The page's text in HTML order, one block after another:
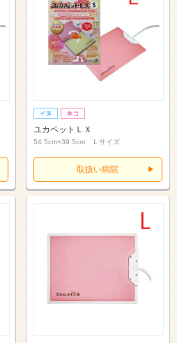
ユカペットＬＸ
54.5cm×39.5cm Ｌサイズ
取扱い病院